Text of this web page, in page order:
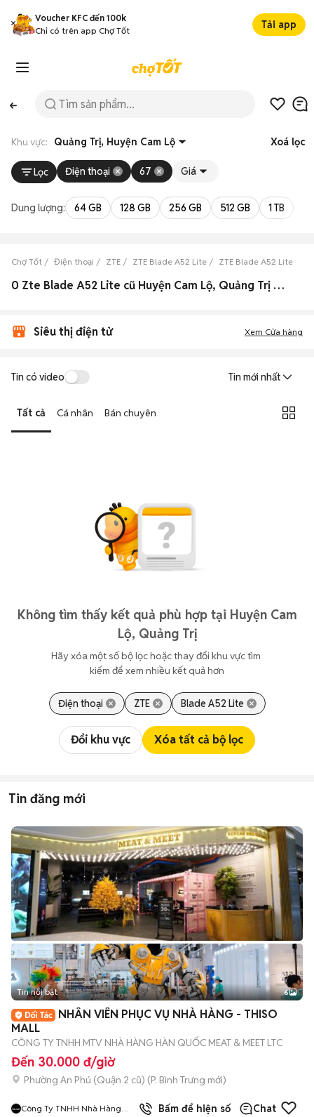
Voucher KFC đến 100k
Chỉ có trên app Chợ Tốt
Tải app
Khu vực: Quảng Trị, Huyện Cam Lộ Xoá lọc
Lọc Điện thoại 67 Giá
Dung lượng: 64 GB 128 GB 256 GB 512 GB 1 TB
Chợ Tốt Điện thoại ZTE ZTE Blade A52 Lite ZTE Blade A52 Lite
0 Zte Blade A52 Lite cũ Huyện Cam Lộ, Quảng Trị đẹp
Siêu thị điện tử Xem Cửa hàng
Tin có video Tin mới nhất
Tất cả Cá nhân Bán chuyên
Không tìm thấy kết quả phù hợp tại Huyện Cam
Lộ, Quảng Trị
Hãy xóa một số bộ lọc hoặc thay đổi khu vực tìm
kiếm để xem nhiều kết quả hơn
Điện thoại ZTE Blade A52 Lite
Đổi khu vực Xóa tất cả bộ lọc
Tin đăng mới
+2
Tin nổi bật 6
NHÂN VIÊN PHỤC VỤ NHÀ HÀNG - THISO
MALL
CÔNG TY TNHH MTV NHÀ HÀNG HÀN QUỐC MEAT & MEET LTC
Đến 30.000 đ/giờ
Phường An Phú (Quận 2 cũ) (P. Bình Trưng mới)
Công Ty TNHH Nhà Hàng
9đã bán
Bấm để hiện số Chat